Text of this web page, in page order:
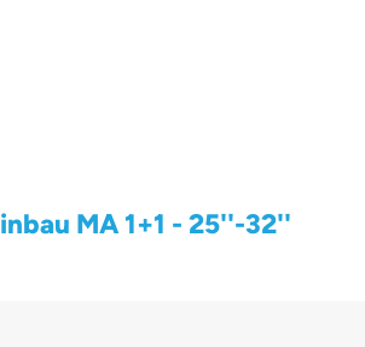
MA 1+1 - 25''-32''